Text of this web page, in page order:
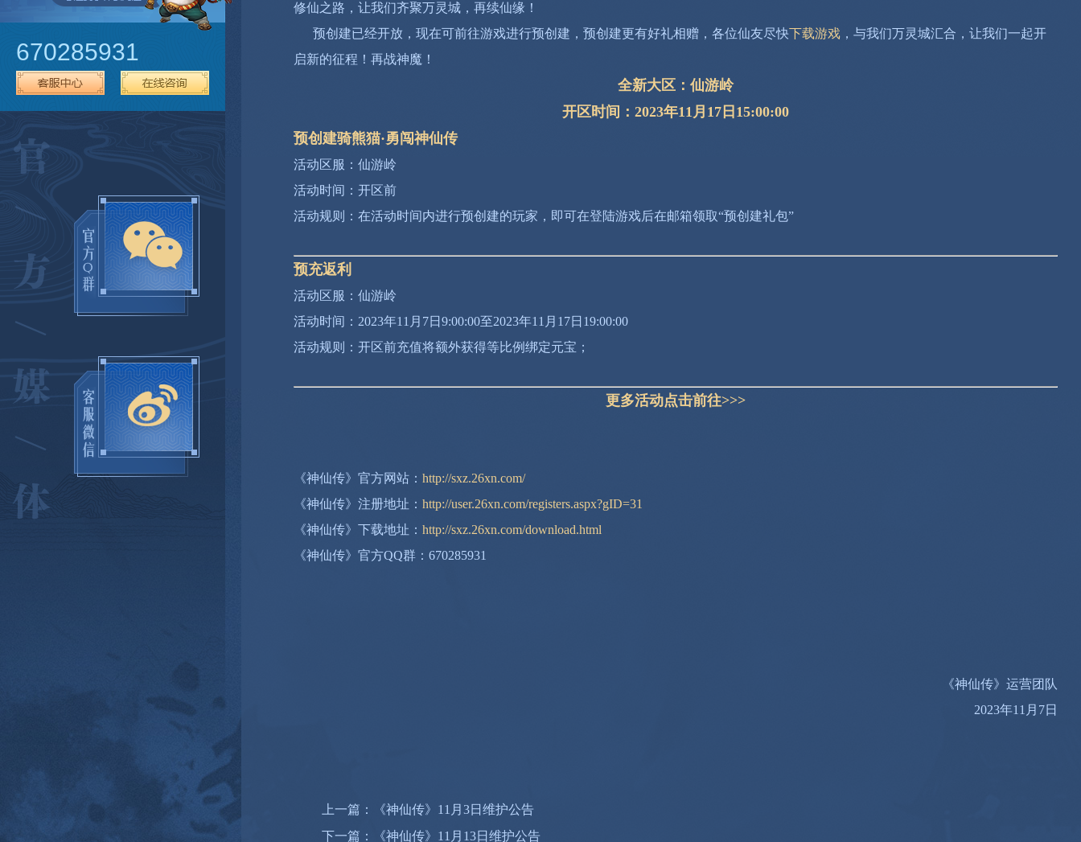
670285931
修仙之路，让我们齐聚万灵城，再续仙缘！
预创建已经开放，现在可前往游戏进行预创建，预创建更有好礼相赠，各位仙友尽快下载游戏 ，与我们万灵城汇合，让我们一起开
启新的征程！再战神魔！
全新大区：仙游岭
开区时间：2023年11月17日15:00:00
预创建骑熊猫·勇闯神仙传
活动区服：仙游岭
活动时间：开区前
活动规则：在活动时间内进行预创建的玩家，即可在登陆游戏后在邮箱领取“预创建礼包”
预充返利
活动区服：仙游岭
活动时间：2023年11月7日9:00:00至2023年11月17日19:00:00
活动规则：开区前充值将额外获得等比例绑定元宝；
更多活动点击前往>>>
《神仙传》官方网站： http://sxz.26xn.com/
《神仙传》注册地址： http://user.26xn.com/registers.aspx?gID=31
《神仙传》下载地址： http://sxz.26xn.com/download.html
《神仙传》官方QQ群：670285931
《神仙传》运营团队
2023年11月7日
上一篇：《神仙传》11月3日维护公告
下一篇：《神仙传》11月13日维护公告